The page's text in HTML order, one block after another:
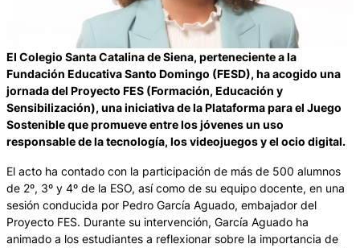
El Colegio Santa Catalina de Siena, perteneciente a la
Fundación Educativa Santo Domingo (FESD), ha acogido una
jornada del Proyecto FES (Formación, Educación y
Sensibilización), una iniciativa de la Plataforma para el Juego
Sostenible que promueve entre los jóvenes un uso
responsable de la tecnología, los videojuegos y el ocio digital.
El acto ha contado con la participación de más de 500 alumnos
de 2º, 3º y 4º de la ESO, así como de su equipo docente, en una
sesión conducida por Pedro García Aguado, embajador del
Proyecto FES. Durante su intervención, García Aguado ha
animado a los estudiantes a reflexionar sobre la importancia de